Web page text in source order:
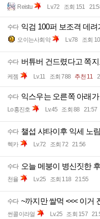
Reistu Lv.72 조회 151
수다 익검 100퍼 보조격 데
오이는사회악 Lv.78 조회
수다 버튜버 건드렸다고 쪽
케젬 Lv.11 조회 788 추천 11
수다 익스우는 오른쪽 아래
Lo홍진호 Lv.45 조회 88 21:57
수다 챌섭 샤타이후 익세 노
헥카 Lv.72 조회 72 21:56
수다 오늘 메붕이 병신짓한 후
천율 Lv.25 조회 118 21:55
수다 ~까지만 쌀먹 <<< 이거
썬콜이라얼 Lv.25 조회 157